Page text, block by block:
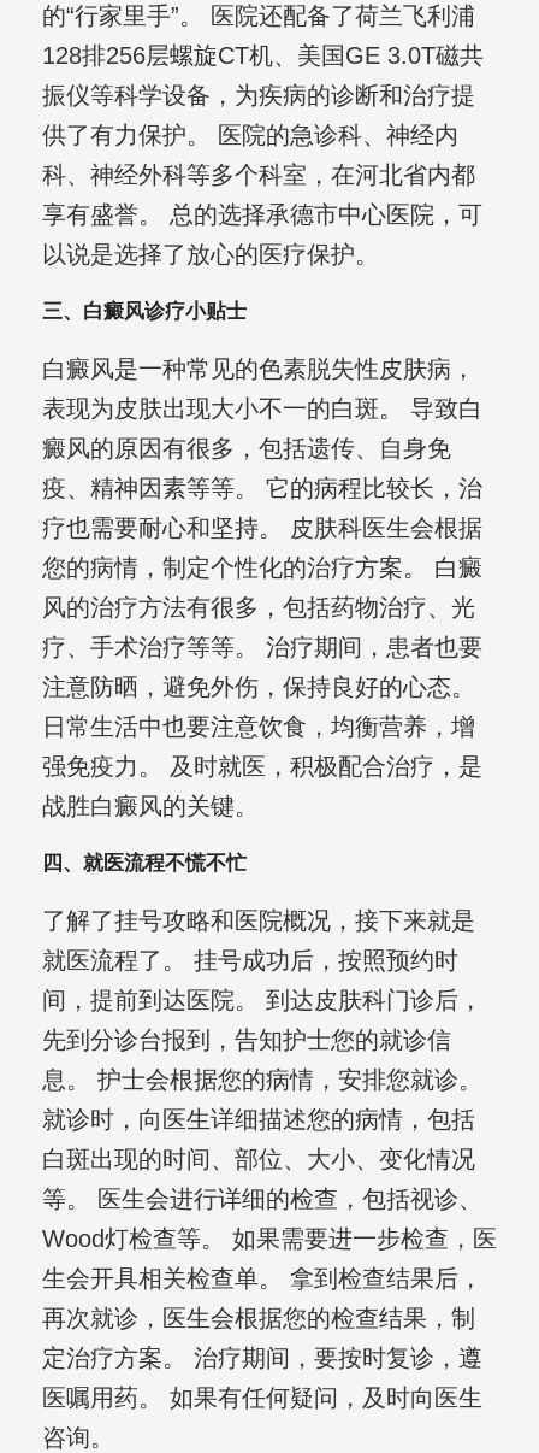
的“行家里手”。 医院还配备了荷兰飞利浦
128排256层螺旋CT机、美国GE 3.0T磁共
振仪等科学设备，为疾病的诊断和治疗提
供了有力保护。 医院的急诊科、神经内
科、神经外科等多个科室，在河北省内都
享有盛誉。 总的选择承德市中心医院，可
以说是选择了放心的医疗保护。
三、白癜风诊疗小贴士
白癜风是一种常见的色素脱失性皮肤病，
表现为皮肤出现大小不一的白斑。 导致白
癜风的原因有很多，包括遗传、自身免
疫、精神因素等等。 它的病程比较长，治
疗也需要耐心和坚持。 皮肤科医生会根据
您的病情，制定个性化的治疗方案。 白癜
风的治疗方法有很多，包括药物治疗、光
疗、手术治疗等等。 治疗期间，患者也要
注意防晒，避免外伤，保持良好的心态。
日常生活中也要注意饮食，均衡营养，增
强免疫力。 及时就医，积极配合治疗，是
战胜白癜风的关键。
四、就医流程不慌不忙
了解了挂号攻略和医院概况，接下来就是
就医流程了。 挂号成功后，按照预约时
间，提前到达医院。 到达皮肤科门诊后，
先到分诊台报到，告知护士您的就诊信
息。 护士会根据您的病情，安排您就诊。
就诊时，向医生详细描述您的病情，包括
白斑出现的时间、部位、大小、变化情况
等。 医生会进行详细的检查，包括视诊、
Wood灯检查等。 如果需要进一步检查，医
生会开具相关检查单。 拿到检查结果后，
再次就诊，医生会根据您的检查结果，制
定治疗方案。 治疗期间，要按时复诊，遵
医嘱用药。 如果有任何疑问，及时向医生
咨询。